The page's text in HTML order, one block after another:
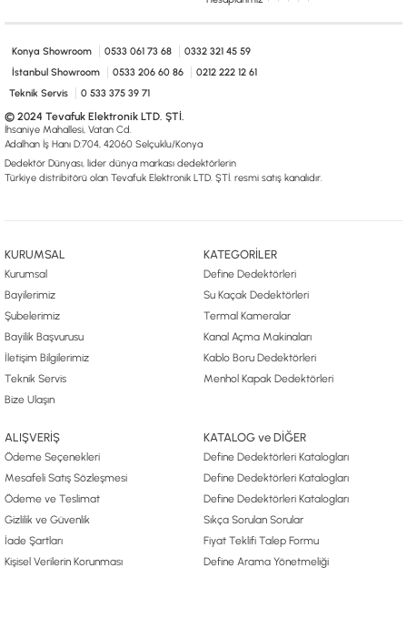
Konya Showroom 0533 061 73 68
0332 321 45 59
İstanbul Showroom
0533 206 60 86
0212 222 12 61
Teknik Servis
0 533 375 39 71
© 2024 Tevafuk Elektronik LTD. ŞTİ.
İhsaniye Mahallesi, Vatan Cd.
Adalhan İş Hanı D:704, 42060 Selçuklu/Konya
Dedektör Dünyası, lider dünya markası dedektörlerin
Türkiye distribitörü olan Tevafuk Elektronik LTD. ŞTİ. resmi satış kanalıdır.
KURUMSAL
Kurumsal
Bayilerimiz
Şubelerimiz
Bayilik Başvurusu
İletişim Bilgilerimiz
Teknik Servis
Bize Ulaşın
KATEGORİLER
Define Dedektörleri
Su Kaçak Dedektörleri
Termal Kameralar
Kanal Açma Makinaları
Kablo Boru Dedektörleri
Menhol Kapak Dedektörleri
ALIŞVERİŞ
Ödeme Seçenekleri
Mesafeli Satış Sözleşmesi
Ödeme ve Teslimat
Gizlilik ve Güvenlik
İade Şartları
Kişisel Verilerin Korunması
KATALOG ve DİĞER
Define Dedektörleri Katalogları
Define Dedektörleri Katalogları
Define Dedektörleri Katalogları
Sıkça Sorulan Sorular
Fiyat Teklifi Talep Formu
Define Arama Yönetmeliği